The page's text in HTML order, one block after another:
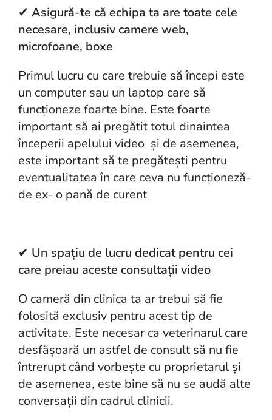
✔ Asigură-te că echipa ta are toate cele
necesare, inclusiv camere web,
microfoane, boxe
Primul lucru cu care trebuie să începi este
un computer sau un laptop care să
funcționeze foarte bine. Este foarte
important să ai pregătit totul dinaintea
începerii apelului video și de asemenea,
este important să te pregătești pentru
eventualitatea în care ceva nu funcționeză-
de ex- o pană de curent
✔ Un spațiu de lucru dedicat pentru cei
care preiau aceste consultații video
O cameră din clinica ta ar trebui să fie
folosită exclusiv pentru acest tip de
activitate. Este necesar ca veterinarul care
desfășoară un astfel de consult să nu fie
întrerupt când vorbește cu proprietarul și
de asemenea, este bine să nu se audă alte
conversații din cadrul clinicii.